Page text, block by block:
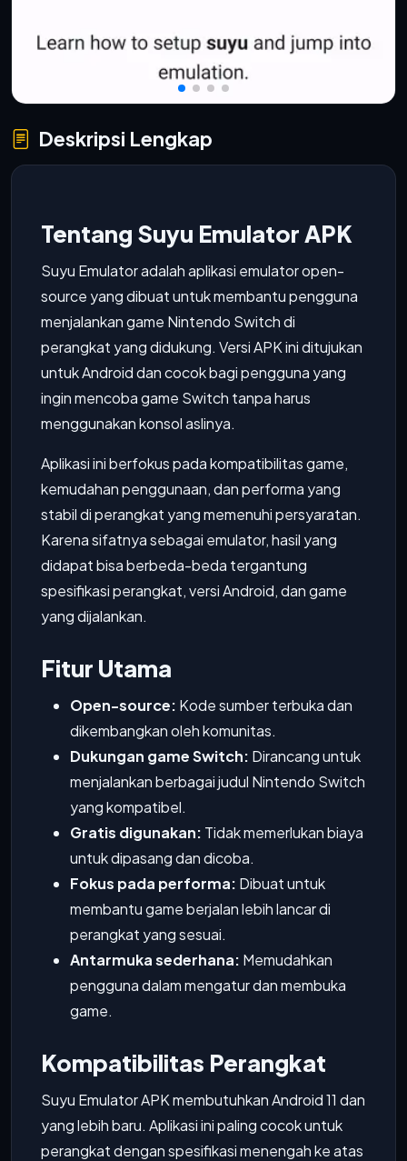
Deskripsi Lengkap
Tentang Suyu Emulator APK
Suyu Emulator adalah aplikasi emulator open-
source yang dibuat untuk membantu pengguna
menjalankan game Nintendo Switch di
perangkat yang didukung. Versi APK ini ditujukan
untuk Android dan cocok bagi pengguna yang
ingin mencoba game Switch tanpa harus
menggunakan konsol aslinya.
Aplikasi ini berfokus pada kompatibilitas game,
kemudahan penggunaan, dan performa yang
stabil di perangkat yang memenuhi persyaratan.
Karena sifatnya sebagai emulator, hasil yang
didapat bisa berbeda-beda tergantung
spesifikasi perangkat, versi Android, dan game
yang dijalankan.
Fitur Utama
Open-source: Kode sumber terbuka dan
dikembangkan oleh komunitas.
Dukungan game Switch: Dirancang untuk
menjalankan berbagai judul Nintendo Switch
yang kompatibel.
Gratis digunakan: Tidak memerlukan biaya
untuk dipasang dan dicoba.
Fokus pada performa: Dibuat untuk
membantu game berjalan lebih lancar di
perangkat yang sesuai.
Antarmuka sederhana: Memudahkan
pengguna dalam mengatur dan membuka
game.
Kompatibilitas Perangkat
Suyu Emulator APK membutuhkan Android 11 dan
yang lebih baru. Aplikasi ini paling cocok untuk
perangkat dengan spesifikasi menengah ke atas